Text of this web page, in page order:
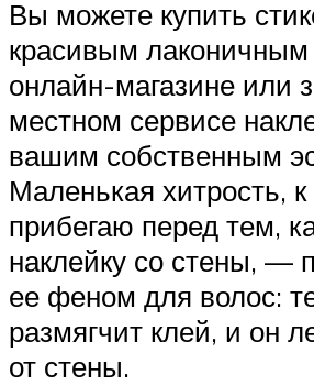
Вы можете купить
красивым
онлайн-магазине или
местном сервисе
вашим собственным
Маленькая хитрость, к
прибегаю перед тем,
наклейку со стены, —
ее феном для волос:
размягчит клей, и он
от стены.